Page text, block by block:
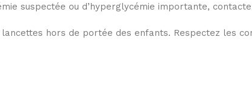
suspectée ou d’hyperglycémie importante,
hors de portée des enfants. Respectez les